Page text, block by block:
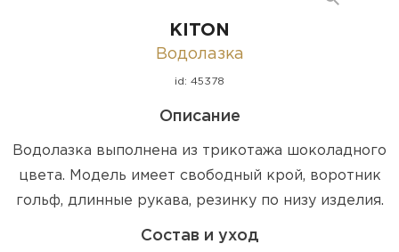
KITON
Водолазка
id: 45378
Описание
Водолазка выполнена из трикотажа шоколадного
цвета. Модель имеет свободный крой, воротник
гольф, длинные рукава, резинку по низу изделия.
Состав и уход